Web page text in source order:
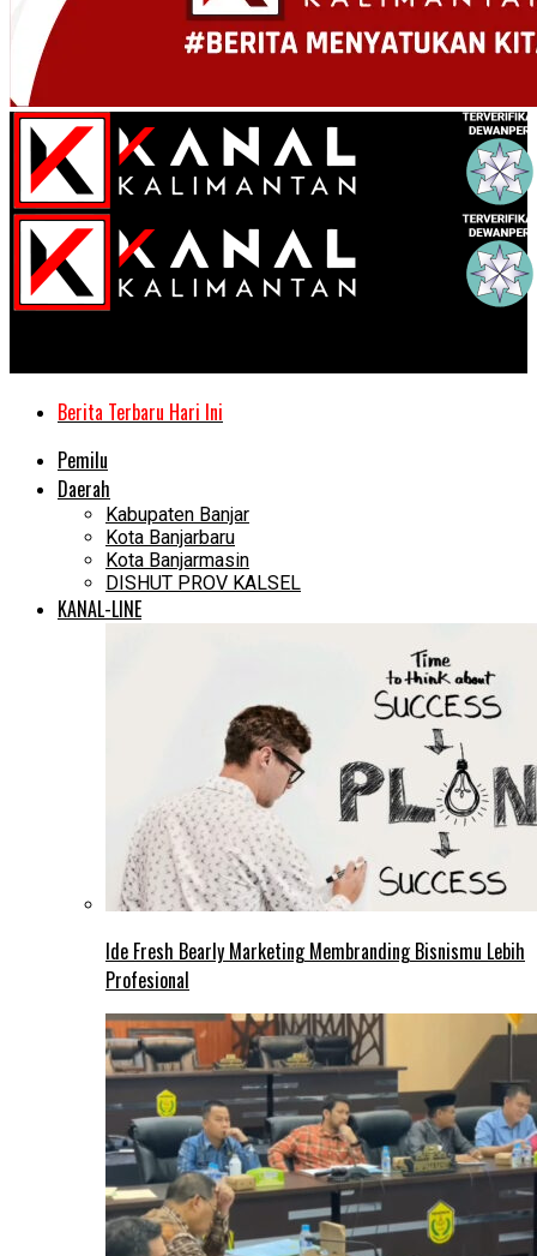
Berita Terbaru Hari Ini
Pemilu
Daerah
Kabupaten Banjar
Kota Banjarbaru
Kota Banjarmasin
DISHUT PROV KALSEL
KANAL-LINE
Ide Fresh Bearly Marketing Membranding Bisnismu Lebih
Profesional